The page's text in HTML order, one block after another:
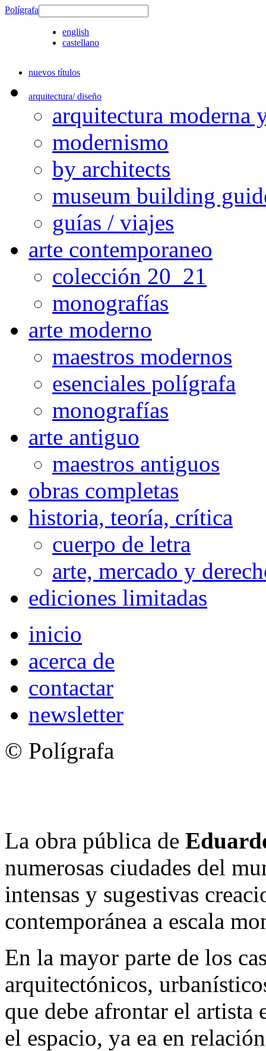
Polígrafa
english
castellano
nuevos títulos
arquitectura/ diseño
arquitectura moderna
modernismo
by architects
museum building
guías / viajes
arte contemporaneo
colección 20_21
monografías
arte moderno
maestros modernos
esenciales polígrafa
monografías
arte antiguo
maestros antiguos
obras completas
historia, teoría, crítica
cuerpo de letra
arte, mercado y
ediciones limitadas
inicio
acerca de
contactar
newsletter
© Polígrafa
La obra pública de
numerosas ciudades del
intensas y sugestivas
contemporánea a escala
En la mayor parte de los
arquitectónicos,
que debe afrontar el artista
el espacio, ya ea en